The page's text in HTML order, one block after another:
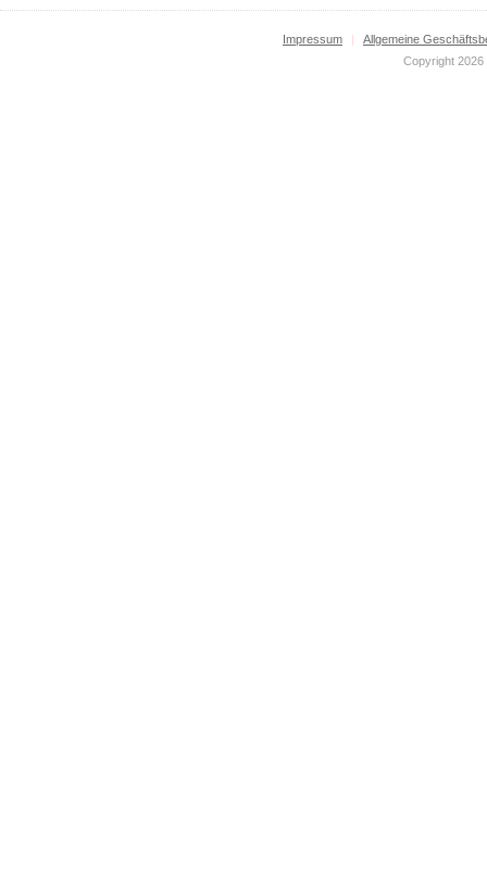
Impressum |
Allgemeine
Copyright 2026